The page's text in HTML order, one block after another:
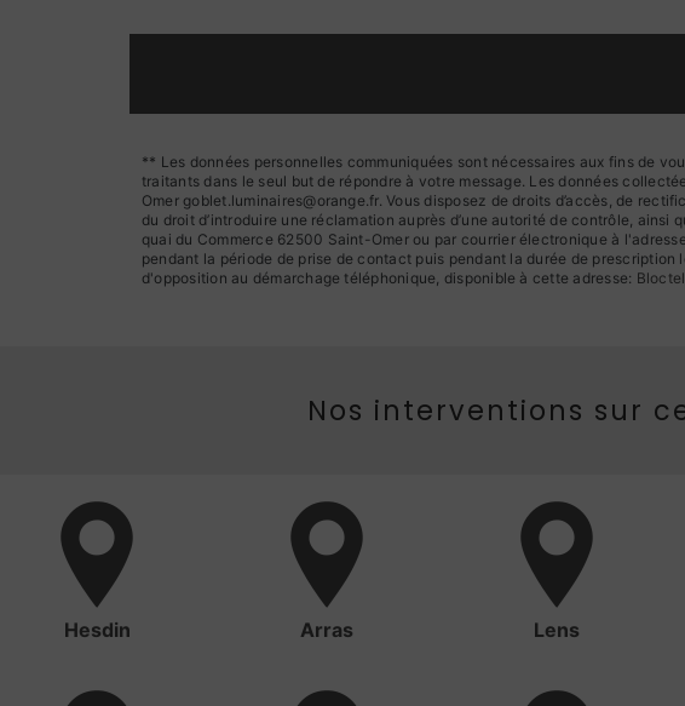
** Les données personnelles communiquées sont nécessaires aux fins de
traitants dans le seul but de répondre à votre message. Les données
Omer goblet.luminaires@orange.fr. Vous disposez de droits d’accès, de
du droit d’introduire une réclamation auprès d’une autorité de contrôle,
quai du Commerce 62500 Saint-Omer ou par courrier électronique à
pendant la période de prise de contact puis pendant la durée de
d'opposition au démarchage téléphonique, disponible à cette adresse:
Nos interventions sur
Hesdin Arras Lens